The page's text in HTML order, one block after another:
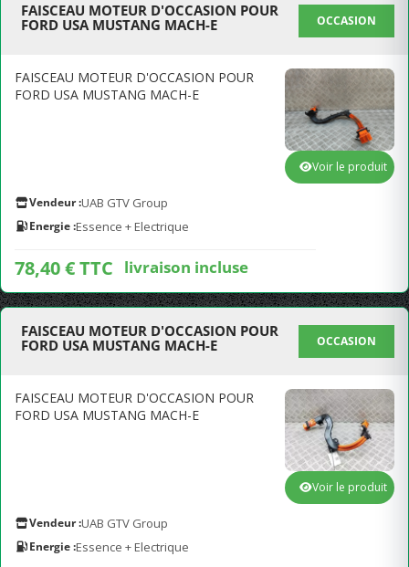
FAISCEAU MOTEUR D'OCCASION POUR
FORD USA MUSTANG MACH-E
OCCASION
FAISCEAU MOTEUR D'OCCASION POUR
FORD USA MUSTANG MACH-E
Vendeur :UAB GTV Group
Energie :Essence + Electrique
78,40 € TTC livraison incluse
Voir le produit
FAISCEAU MOTEUR D'OCCASION POUR
FORD USA MUSTANG MACH-E
OCCASION
FAISCEAU MOTEUR D'OCCASION POUR
FORD USA MUSTANG MACH-E
Vendeur :UAB GTV Group
Energie :Essence + Electrique
Voir le produit